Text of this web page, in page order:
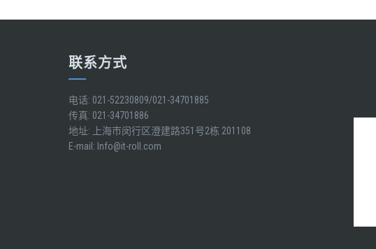
联系方式
电话: 021-52230809/021-34701885
传真: 021-34701886
地址: 上海市闵行区澄建路351号2栋 201108
E-mail: Info@it-roll.com